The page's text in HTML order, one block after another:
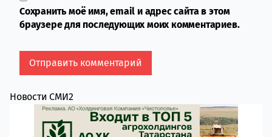
Сохранить моё имя, email и адрес сайта в этом
браузере для последующих моих комментариев.
Новости СМИ2